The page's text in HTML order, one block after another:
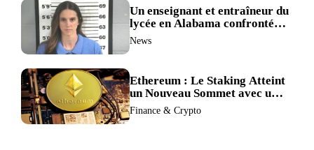
Un enseignant et entraîneur du
lycée en Alabama confronté
au divorce après avoir été
News
Ethereum : Le Staking Atteint
un Nouveau Sommet avec un
Verrouillage Accru des ETH
Finance & Crypto